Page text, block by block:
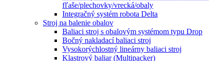
fľaše/plechovky/vrecká/obaly
Integračný systém robota Delta
Stroj na balenie obalov
Baliaci stroj s obalovým systémom typu Drop
Bočný nakladací baliaci stroj
Vysokorýchlostný lineárny baliaci stroj
Klastrový baliar (Multipacker)